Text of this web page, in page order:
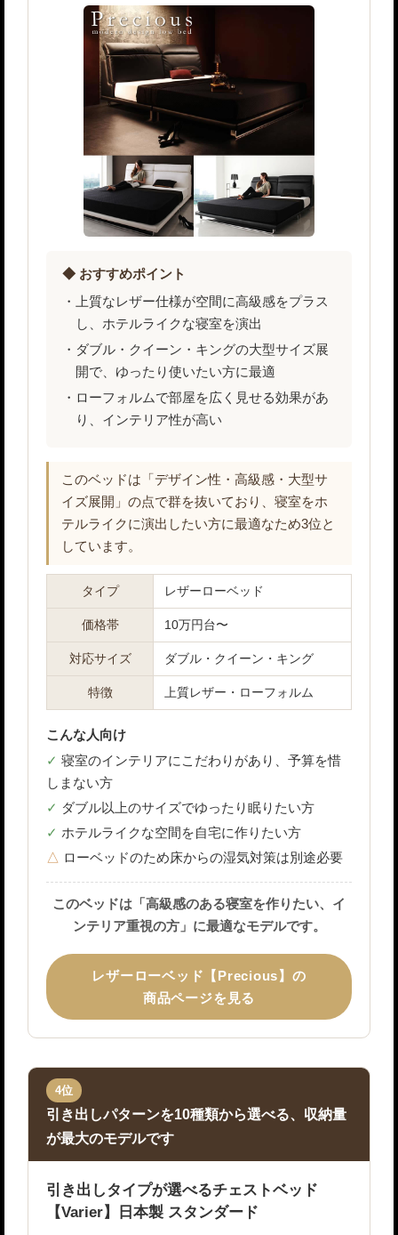
◆ おすすめポイント
上質なレザー仕様が空間に高級感をプラス
し、ホテルライクな寝室を演出
ダブル・クイーン・キングの大型サイズ展
開で、ゆったり使いたい方に最適
ローフォルムで部屋を広く見せる効果があ
り、インテリア性が高い
このベッドは「デザイン性・高級感・大型サ
イズ展開」の点で群を抜いており、寝室をホ
テルライクに演出したい方に最適なため3位と
しています。
タイプ レザーローベッド
価格帯 10万円台〜
対応サイズ ダブル・クイーン・キング
特徴 上質レザー・ローフォルム
こんな人向け
寝室のインテリアにこだわりがあり、予算を惜
しまない方
ダブル以上のサイズでゆったり眠りたい方
ホテルライクな空間を自宅に作りたい方
ローベッドのため床からの湿気対策は別途必要
このベッドは「高級感のある寝室を作りたい、イ
ンテリア重視の方」に最適なモデルです。
レザーローベッド【Precious】の
商品ページを見る
4位
引き出しパターンを10種類から選べる、収納量
が最大のモデルです
引き出しタイプが選べるチェストベッド
【Varier】日本製 スタンダード